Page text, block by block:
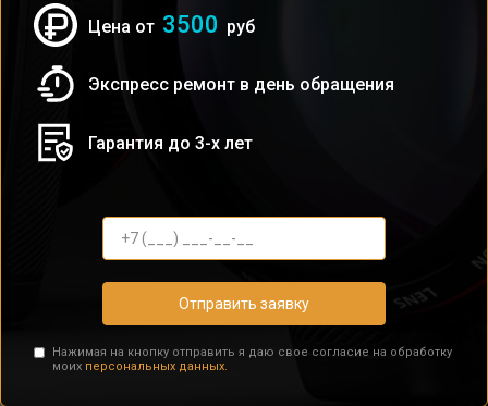
Цена от 3500 руб
Экспресс ремонт в день обращения
Гарантия до 3-х лет
Отправить заявку
Нажимая на кнопку отправить я даю свое согласие на обработку
моих персональных данных.